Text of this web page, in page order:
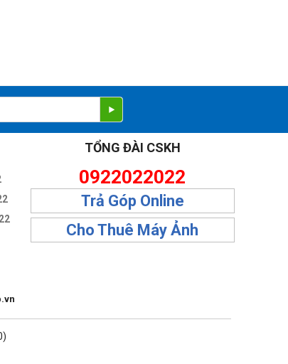
TỔNG ĐÀI CSKH
0922022022
Trả Góp Online
Cho Thuê Máy Ảnh